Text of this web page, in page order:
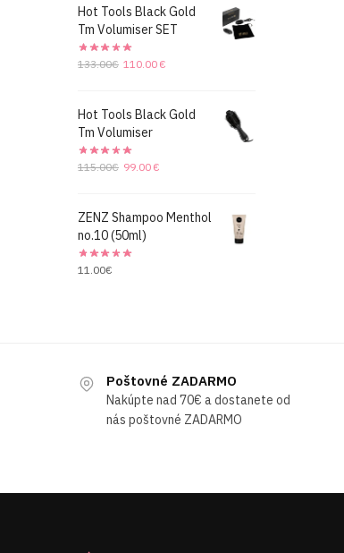
Hot Tools Black Gold
Tm Volumiser SET
133.00€ Original
133.00€.
110.00 €
110.00€.
Hot Tools Black Gold
Tm Volumiser
115.00€ Original
115.00€.
99.00 €
99.00€.
ZENZ Shampoo Menthol
no.10 (50ml)
11.00€
Poštovné ZADARMO
Nakúpte nad 70€ a dostanete od
nás poštovné ZADARMO